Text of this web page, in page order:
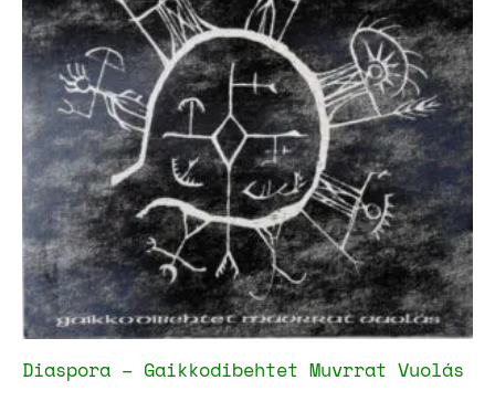
Diaspora – Gaikkodibehtet Muvrrat Vuolás